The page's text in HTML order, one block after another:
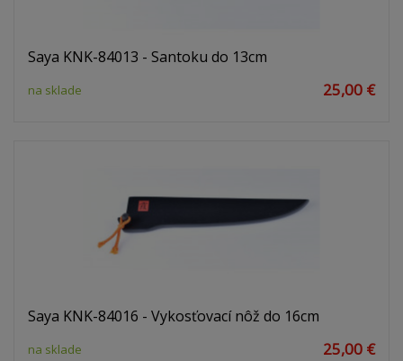
Saya KNK-84013 - Santoku do 13cm
na sklade 25,00 €
Saya KNK-84016 - Vykosťovací nôž do 16cm
na sklade 25,00 €